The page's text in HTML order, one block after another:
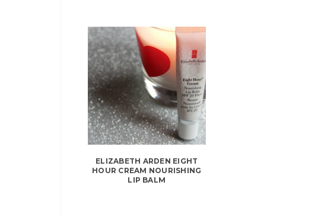
ELIZABETH ARDEN EIGHT
HOUR CREAM NOURISHING
LIP BALM